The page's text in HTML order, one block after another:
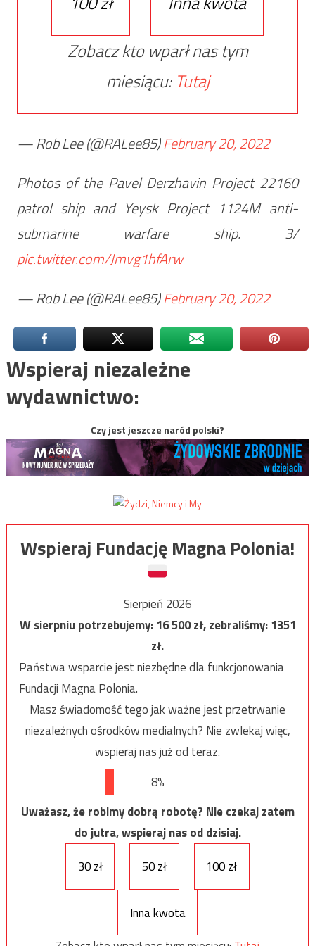
Zobacz kto wparł nas tym
miesiącu: Tutaj
— Rob Lee (@RALee85)February 20, 2022
Photos of the Pavel Derzhavin Project 22160
patrol ship and Yeysk Project 1124M anti-
submarine warfare ship. 3/
pic.twitter.com/Jmvg1hfArw
— Rob Lee (@RALee85)February 20, 2022
Wspieraj niezależne
wydawnictwo:
Czy jest jeszcze naród polski?
Wspieraj Fundację Magna Polonia!
Sierpień 2026
W sierpniu potrzebujemy:16 500zł, zebraliśmy:1351
zł.
Państwa wsparcie jest niezbędne dla funkcjonowania
Fundacji Magna Polonia.
Masz świadomość tego jak ważne jest przetrwanie
niezależnych ośrodków medialnych? Nie zwlekaj więc,
wspieraj nas już od teraz.
8%
Uważasz, że robimy dobrą robotę? Nie czekaj zatem
do jutra, wspieraj nas od dzisiaj.
30 zł
50 zł 100 zł
Inna kwota